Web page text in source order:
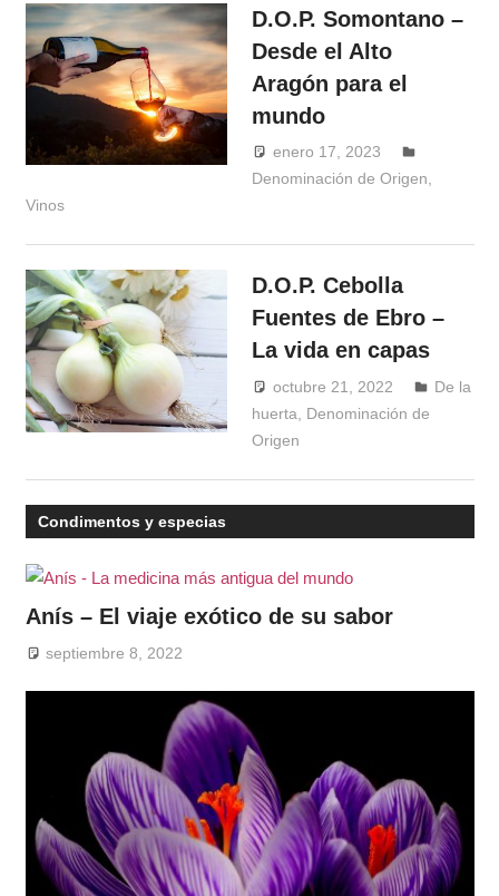
D.O.P. Somontano –
Desde el Alto
Aragón para el
mundo
enero 17, 2023
Windrose
Denominación de Origen,
Vinos
D.O.P. Cebolla
Fuentes de Ebro –
La vida en capas
octubre 21, 2022
Windrose
De la
huerta
Denominación de
Origen
Condimentos y especias
Anís – El viaje exótico de su sabor
septiembre 8, 2022